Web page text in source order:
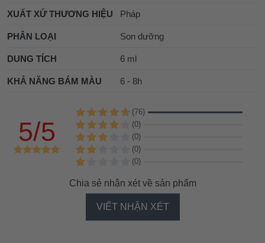
XUẤT XỨ THƯƠNG HIỆU Pháp
PHÂN LOẠI Son dưỡng
DUNG TÍCH 6 ml
KHẢ NĂNG BÁM MÀU 6 - 8h
5/5
(76)
(0)
(0)
(0)
(0)
Chia sẻ nhận xét về sản phẩm
VIẾT NHẬN XÉT